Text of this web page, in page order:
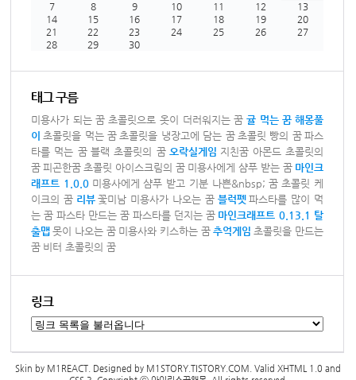
7
8 9 10 11 12
13
14
15 16 17 18 19
20
21
22 23 24 25 26
27
28
29 30
태그 구름
미용사가 되는 꿈 초콜릿으로 옷이 더러워지는 꿈 귤 먹는 꿈 해몽풀
이 초콜릿을 먹는 꿈 초콜릿을 냉장고에 담는 꿈 초콜릿 빵의 꿈 파스
타를 먹는 꿈 블랙 초콜릿의 꿈 오락실게임 지친꿈 아몬드 초콜릿의
꿈 피곤한꿈 초콜릿 아이스크림의 꿈 미용사에게 샴푸 받는 꿈 마인크
래프트 1.0.0 미용사에게 샴푸 받고 기분 나쁜&nbsp; 꿈 초콜릿 케
이크의 꿈 리뷰 꽃미남 미용사가 나오는 꿈 블럭펫 파스타를 많이 먹
는 꿈 파스타 만드는 꿈 파스타를 던지는 꿈 마인크래프트 0.13.1 탈
출맵 못이 나오는 꿈 미용사와 키스하는 꿈 추억게임 초콜릿을 만드는
꿈 비터 초콜릿의 꿈
링크
Skin by M1REACT . Designed by M1STORY.TISTORY.COM . Valid XHTML 1.0 and